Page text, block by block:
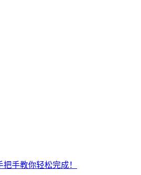
手教你轻松完成！